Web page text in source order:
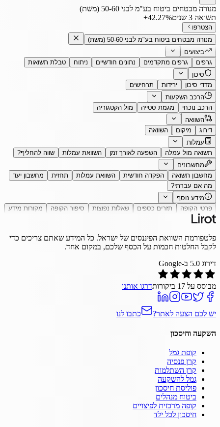
מנורה מבטחים ביטוח בע"מ לבני 50-60 (משת)
תשואה 3 שנים
‎+42.27%
הצטרפו
מנורה מבטחים ביטוח בע"מ לבני 50-60 (משת)
ביצועים
גרפים
גרפים מתקדמים נתונים חודשיים ניתוח
טבלת תשואות
סיכון
מדדי סיכון
ירידות
תרחישים
הרכב השקעות
הרכב נוכחי
מגמת סטייה
מול הקטגוריה
השוואה
דירוג
מיקום
השוואה
עמלות
תשואה מול עמלה
השפעה לאורך זמן השוואת עמלות
שווה להחליף?
מחשבונים
מחשבון תשואה
הפקדה חודשית השוואת עמלות תחזית
מחשבון יעד
מה אם עברתי?
מידע נוסף
פרטי הקופה
תזרים כספים שאלות נפוצות סיפור הקופה מקורות מידע
פלטפורמת השוואת הפיננסים של ישראל. כל המידע שאתם צריכים כדי
לקבל החלטות חכמות על הכסף שלכם, במקום אחד.
דירוג 5.0 ב-Google
מבוסס על 17 ביקורותדרגו אותנו
יש לכם הצעה לאתר? כתבו לנו
השקעה וחיסכון
קופת גמל
קרן פנסיה
קרן השתלמות
גמל להשקעה
פוליסת חיסכון
ביטוח מנהלים
קופה מרכזית לפיצויים
חיסכון לכל ילד